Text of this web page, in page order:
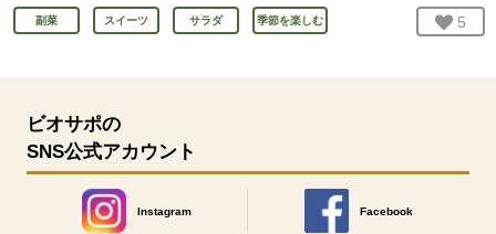
副菜 スイーツ サラダ 季節を楽しむ お気
5
ビオサポの
SNS公式アカウント
Instagram
別のウィンドウで開きます。
Facebook
別のウィンドウで開きます